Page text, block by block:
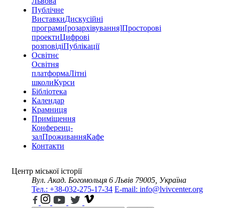
Публічне
ВиставкиДискусійні
програми[розархівування]Просторові
проектиЦифрові
розповідіПублікації
Освітнє
Освітня
платформаЛітні
школиКурси
Бібліотека
Календар
Крамниця
Приміщення
Конференц-
залПроживанняКафе
Контакти
Центр міської історії
Вул. Акад. Богомольця 6 Львів 79005, Україна
Тел.: +38-032-275-17-34 E-mail: info@lvivcenter.org